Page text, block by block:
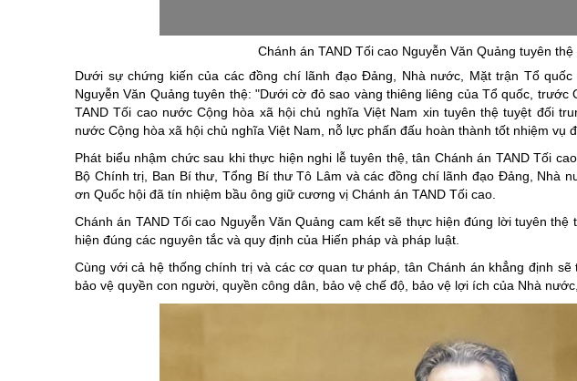
Chánh án TAND Tối cao Nguyễn Văn Quảng tuyên
Dưới sự chứng kiến của các đồng chí lãnh đạo Đảng, Nhà nước, Mặt trận Tổ
Nguyễn Văn Quảng tuyên thệ: "Dưới cờ đỏ sao vàng thiêng liêng của Tổ quốc,
TAND Tối cao nước Cộng hòa xã hội chủ nghĩa Việt Nam xin tuyên thệ tuyệt đối
nước Cộng hòa xã hội chủ nghĩa Việt Nam, nỗ lực phấn đấu hoàn thành tốt nhiệm vụ
Phát biểu nhậm chức sau khi thực hiện nghi lễ tuyên thệ, tân Chánh án TAND Tối
Bộ Chính trị, Ban Bí thư, Tổng Bí thư Tô Lâm và các đồng chí lãnh đạo Đảng, Nhà
ơn Quốc hội đã tín nhiệm bầu ông giữ cương vị Chánh án TAND Tối cao.
Chánh án TAND Tối cao Nguyễn Văn Quảng cam kết sẽ thực hiện đúng lời tuyên
hiện đúng các nguyên tắc và quy định của Hiến pháp và pháp luật.
Cùng với cả hệ thống chính trị và các cơ quan tư pháp, tân Chánh án khẳng định
bảo vệ quyền con người, quyền công dân, bảo vệ chế độ, bảo vệ lợi ích của Nhà